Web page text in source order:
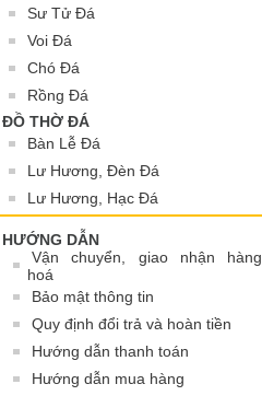
Sư Tử Đá
Voi Đá
Chó Đá
Rồng Đá
ĐỒ THỜ ĐÁ
Bàn Lễ Đá
Lư Hương, Đèn Đá
Lư Hương, Hạc Đá
HƯỚNG DẪN
Vận chuyển, giao nhận hàng
hoá
Bảo mật thông tin
Quy định đổi trả và hoàn tiền
Hướng dẫn thanh toán
Hướng dẫn mua hàng